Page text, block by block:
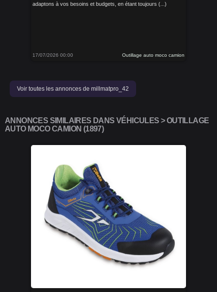
adaptons à vos besoins et budgets, en étant toujours (...)
17/07/2026 00:00 Outillage auto moco camion
Voir toutes les annonces de millmatpro_42
ANNONCES SIMILAIRES DANS VÉHICULES > OUTILLAGE
AUTO MOCO CAMION (1897)